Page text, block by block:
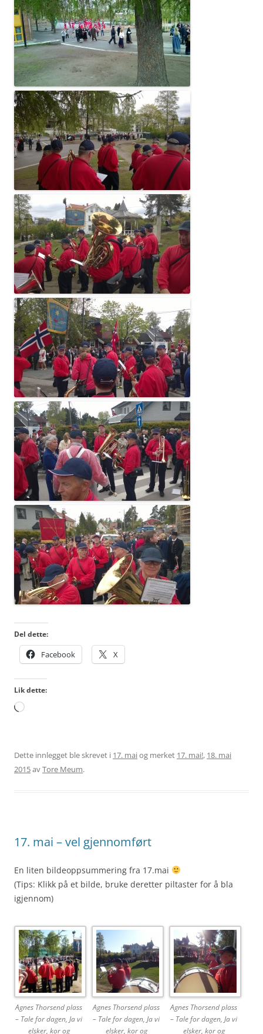
Del dette:
Facebook X
Lik dette:
Laster
Dette innlegget ble skrevet i 17. maiog merket 17. mai!, 18. mai
2015avTore Meum.
17. mai – vel gjennomført
En liten bildeoppsummering fra 17.mai
(Tips: Klikk på et bilde, bruke deretter piltaster for å bla
igjennom)
Agnes Thorsend plass
– Tale for dagen, Ja vi
elsker, kor og
Agnes Thorsend plass
– Tale for dagen, Ja vi
elsker, kor og
Agnes Thorsend plass
– Tale for dagen, Ja vi
elsker, kor og